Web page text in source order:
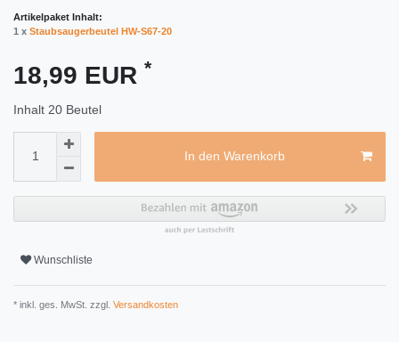
Artikelpaket Inhalt:
1 x Staubsaugerbeutel HW-S67-20
18,99 EUR *
Inhalt 20 Beutel
In den Warenkorb
Wunschliste
* inkl. ges. MwSt. zzgl. Versandkosten